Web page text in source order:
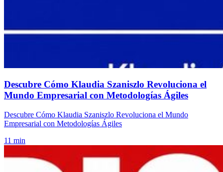
Descubre Cómo Klaudia Szaniszlo Revoluciona el
Mundo Empresarial con Metodologías Ágiles
Descubre Cómo Klaudia Szaniszlo Revoluciona el Mundo
Empresarial con Metodologías Ágiles
11 min